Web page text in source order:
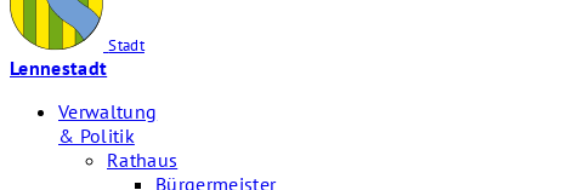
Stadt
Lennestadt
Verwaltung
& Politik
Rathaus
Bürgermeister